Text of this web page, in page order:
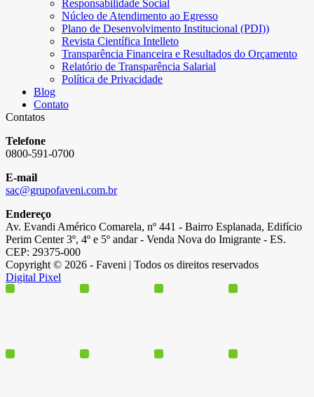
Responsabilidade Social
Núcleo de Atendimento ao Egresso
Plano de Desenvolvimento Institucional (PDI))
Revista Científica Intelleto
Transparência Financeira e Resultados do Orçamento
Relatório de Transparência Salarial
Política de Privacidade
Blog
Contato
Contatos
Telefone
0800-591-0700
E-mail
sac@grupofaveni.com.br
Endereço
Av. Evandi Américo Comarela, nº 441 - Bairro Esplanada, Edifício
Perim Center 3º, 4º e 5º andar - Venda Nova do Imigrante - ES.
CEP: 29375-000
Copyright © 2026 - Faveni | Todos os direitos reservados
Digital Pixel